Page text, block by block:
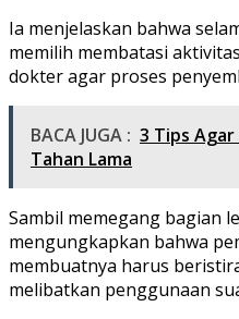
Ia menjelaskan bahwa
memilih membatasi
dokter agar proses
BACA JUGA : 3 Tips
Tahan Lama
Sambil memegang bagian
mengungkapkan bahwa
membuatnya harus
melibatkan penggunaan